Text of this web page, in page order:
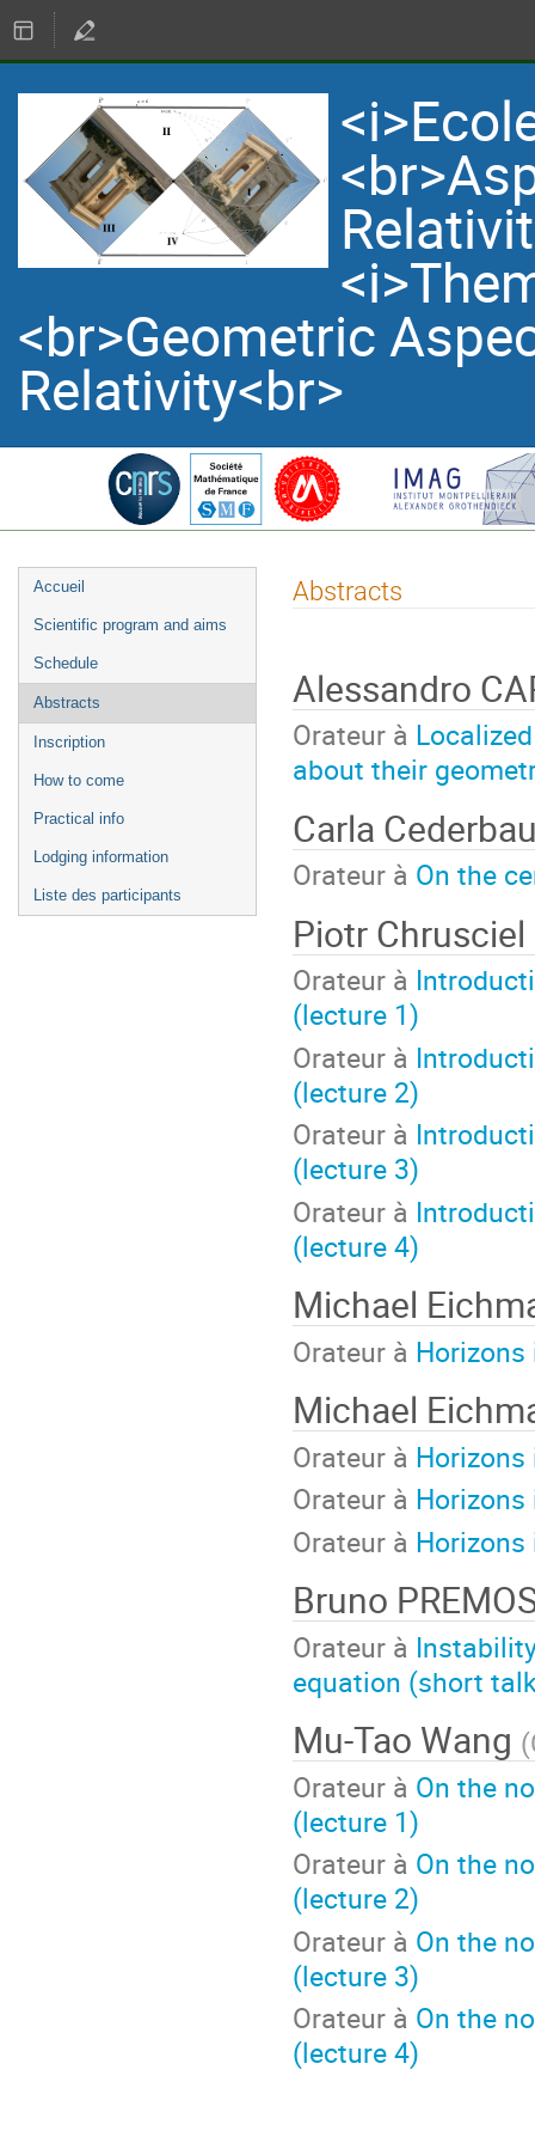
<br>Geometric
Relativity<br>
Menu
de
Accueil
Scientific program and aims
Schedule
Abstracts
Inscription
How to come
Practical info
Lodging information
Liste des participants
Abstracts
Alessandro
Orateur à
about their
Carla
Orateur à On the
Piotr Chrusciel
Orateur à
(lecture 1)
Orateur à
(lecture 2)
Orateur à
(lecture 3)
Orateur à
(lecture 4)
Michael
Orateur à Horizons
Michael
Orateur à Horizons
Orateur à Horizons
Orateur à Horizons
Bruno
Orateur à
equation (short
Mu-Tao Wang (
Orateur à On the
(lecture 1)
Orateur à On the
(lecture 2)
Orateur à On the
(lecture 3)
Orateur à On the
(lecture 4)